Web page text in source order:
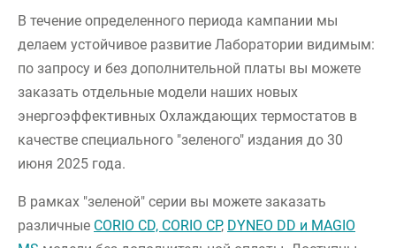
В течение определенного периода кампании мы
делаем устойчивое развитие Лаборатории видимым:
по запросу и без дополнительной платы вы можете
заказать отдельные модели наших новых
энергоэффективных Охлаждающих термостатов в
качестве специального "зеленого" издания до 30
июня 2025 года.
В рамках "зеленой" серии вы можете заказать
различные CORIO CD, CORIO CP, DYNEO DD и MAGIO